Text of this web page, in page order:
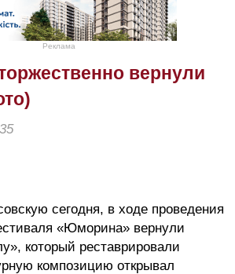
Реклама
вернули
сегодня, в ходе проведения
«Юморина» вернули
который реставрировали
композицию открывал